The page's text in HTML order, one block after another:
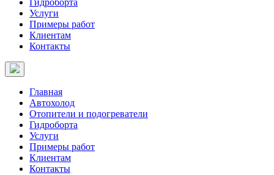
Гидроборта
Услуги
Примеры работ
Клиентам
Контакты
Главная
Автохолод
Отопители и подогреватели
Гидроборта
Услуги
Примеры работ
Клиентам
Контакты